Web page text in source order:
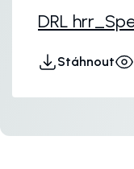
DRL
Stáhnout